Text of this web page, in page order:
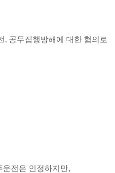
, 공무집행방해에 대한 혐의로
전은 인정하지만,